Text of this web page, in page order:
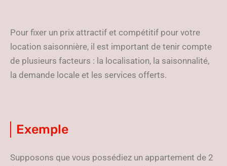
Pour fixer un prix attractif et compétitif pour votre
location saisonnière, il est important de tenir compte
de plusieurs facteurs : la localisation, la saisonnalité,
la demande locale et les services offerts.
Exemple
Supposons que vous possédiez un appartement de 2